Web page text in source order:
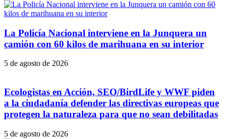
La Policía Nacional interviene en la Junquera un
camión con 60 kilos de marihuana en su interior
5 de agosto de 2026
Ecologistas en Acción, SEO/BirdLife y WWF piden
a la ciudadanía defender las directivas europeas que
protegen la naturaleza para que no sean debilitadas
5 de agosto de 2026